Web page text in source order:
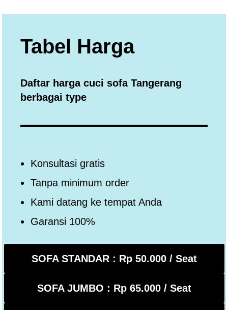
Tabel Harga
Daftar harga cuci sofa Tangerang
berbagai type
Konsultasi gratis
Tanpa minimum order
Kami datang ke tempat Anda
Garansi 100%
SOFA STANDAR : Rp 50.000 / Seat
SOFA JUMBO : Rp 65.000 / Seat